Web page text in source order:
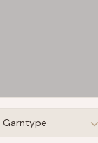
Garntype